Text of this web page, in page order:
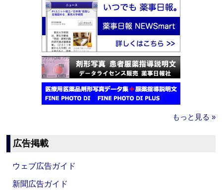
もっと見る »
広告掲載
ウェブ広告ガイド
新聞広告ガイド